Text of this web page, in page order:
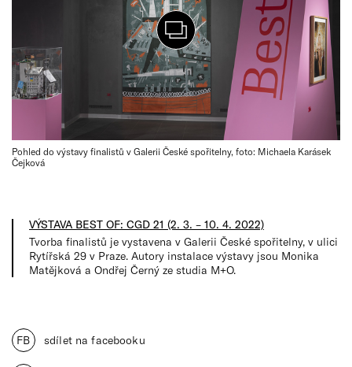
Pohled do výstavy finalistů v Galerii České spořitelny, foto: Michaela Karásek
Čejková
VÝSTAVA BEST OF: CGD 21 (2. 3. – 10. 4. 2022)
Tvorba finalistů je vystavena v Galerii České spořitelny, v ulici
Rytířská 29 v Praze. Autory instalace výstavy jsou Monika
Matějková a Ondřej Černý ze studia M+O.
FB sdílet na facebooku